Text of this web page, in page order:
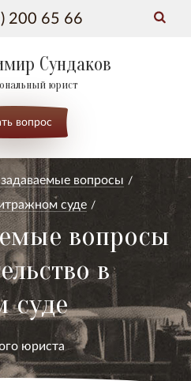
200 65 66
Сундаков
юрист
вопрос
вопросы
суде
вопросы
в
суде
юриста